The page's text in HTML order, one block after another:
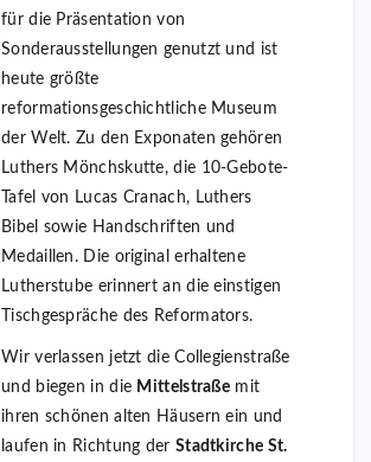
für die Präsentation von
Sonderausstellungen genutzt und ist
heute größte
reformationsgeschichtliche Museum
der Welt. Zu den Exponaten gehören
Luthers Mönchskutte, die 10-Gebote-
Tafel von Lucas Cranach, Luthers
Bibel sowie Handschriften und
Medaillen. Die original erhaltene
Lutherstube erinnert an die einstigen
Tischgespräche des Reformators.
Wir verlassen jetzt die Collegienstraße
und biegen in die Mittelstraße mit
ihren schönen alten Häusern ein und
laufen in Richtung der Stadtkirche St.